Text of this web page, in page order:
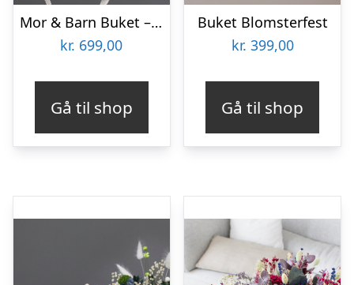
Mor & Barn Buket – Blå
kr. 699,00
Gå til shop
Buket Blomsterfest
kr. 399,00
Gå til shop